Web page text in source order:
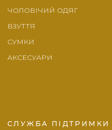
СЛУЖБА ПІДТРИМКИ
ЧОЛОВІЧИЙ ОДЯГ
ВЗУТТЯ
СУМКИ
АКСЕСУАРИ